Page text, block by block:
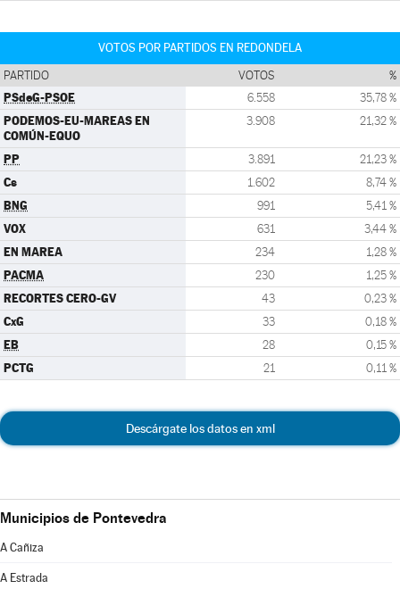
VOTOS POR PARTIDOS EN REDONDELA
PARTIDO VOTOS %
PSdeG-PSOE 6.558 35,78 %
PODEMOS-EU-MAREAS EN
COMÚN-EQUO
3.908 21,32 %
PP 3.891 21,23 %
Cs 1.602 8,74 %
BNG 991 5,41 %
VOX 631 3,44 %
EN MAREA 234 1,28 %
PACMA 230 1,25 %
RECORTES CERO-GV 43 0,23 %
CxG 33 0,18 %
EB 28 0,15 %
PCTG 21 0,11 %
Descárgate los datos en xml
Municipios de Pontevedra
A Cañiza
A Estrada